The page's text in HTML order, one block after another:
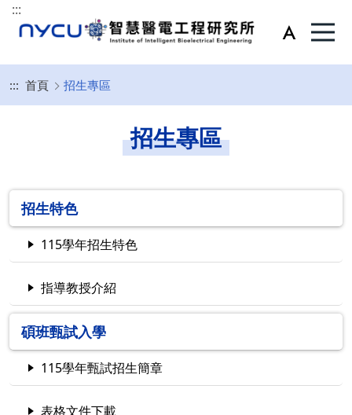
:::
::: 首頁 招生專區
招生專區
招生特色
115學年招生特色
指導教授介紹
碩班甄試入學
115學年甄試招生簡章
表格文件下載